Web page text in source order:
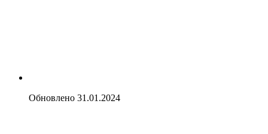
Обновлено 31.01.2024